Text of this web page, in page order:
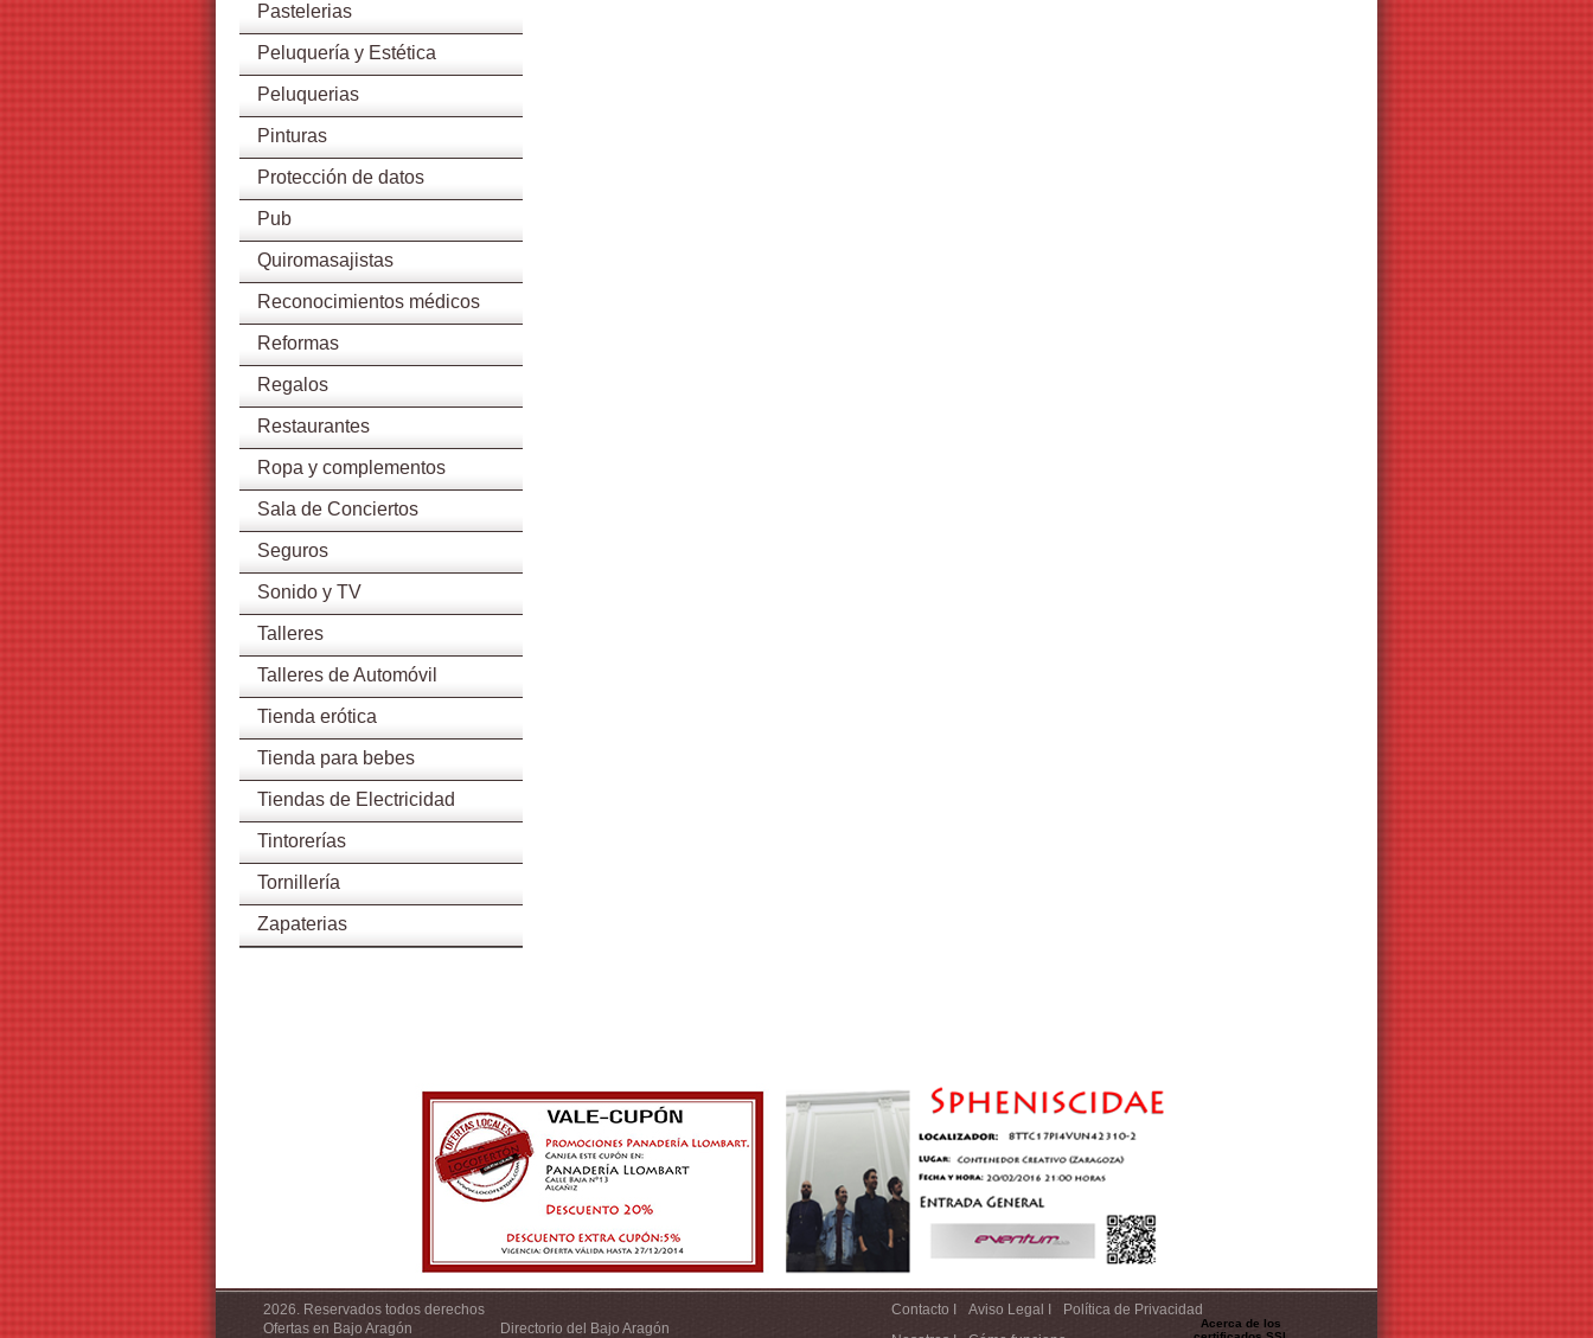
Pastelerias
Peluquería y Estética
Peluquerias
Pinturas
Protección de datos
Pub
Quiromasajistas
Reconocimientos médicos
Reformas
Regalos
Restaurantes
Ropa y complementos
Sala de Conciertos
Seguros
Sonido y TV
Talleres
Talleres de Automóvil
Tienda erótica
Tienda para bebes
Tiendas de Electricidad
Tintorerías
Tornillería
Zapaterias
2026. Reservados todos derechos
Ofertas en Bajo Aragón
Directorio del Bajo Aragón
Contacto I Aviso Legal I
Política de Privacidad
Acerca de los